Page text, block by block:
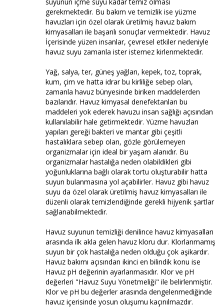
gerekmektedir. Bu bakım ve temizlik ise yüzme
havuzları için özel olarak üretilmiş havuz bakım
kimyasalları ile başarılı sonuçlar vermektedir. Havuz
İçerisinde yüzen insanlar, çevresel etkiler nedeniyle
havuz suyu zamanla ister istemez kirlenmektedir.
Yağ, salya, ter, güneş yağları, kepek, toz, toprak,
kum, çim ve hatta idrar bu kirliliğe sebep olan,
zamanla havuz bünyesinde biriken maddelerden
bazılarıdır. Havuz kimyasal denefektanları bu
maddeleri yok ederek havuzu insan sağlığı açısından
kullanılabilir hale getirmektedir. Yüzme havuzları
yapıları gereği bakteri ve mantar gibi çeşitli
hastalıklara sebep olan, gözle görülemeyen
organizmalar için ideal bir yaşam alanıdır. Bu
organizmalar hastalığa neden olabildikleri gibi
yoğunluklarına bağlı olarak tortu oluşturabilir hatta
suyun bulanmasına yol açabilirler. Havuz gibi havuz
suyu da özel olarak üretilmiş havuz kimyasalları ile
düzenli olarak temizlendiğinde gerekli hijyenik şartlar
sağlanabilmektedir.
Havuz suyunun temizliği denilince havuz kimyasalları
arasında ilk akla gelen havuz kloru dur. Klorlanmamış
suyun bir çok hastalığa neden olduğu çok aşikardır.
Havuz bakımı açısından ikinci en bilindik konu ise
Havuz pH değerinin ayarlanmasıdır. Klor ve pH
değerleri "Havuz Suyu Yönetmeliği" ile belirlenmiştir.
Klor ve pH bu değerler arasında dengelenmediğinde
havuz içerisinde yosun oluşumu kaçınılmazdır.